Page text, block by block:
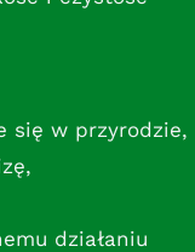
się w przyrodzie,
działaniu